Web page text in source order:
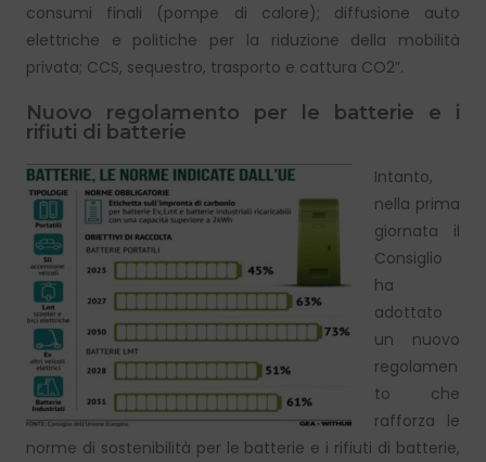
consumi finali (pompe di calore); diffusione auto
elettriche e politiche per la riduzione della mobilità
privata; CCS, sequestro, trasporto e cattura CO2”.
Nuovo regolamento per le batterie e i
rifiuti di batterie
Intanto,
nella prima
giornata il
Consiglio
ha
adottato
un nuovo
regolamen
to che
rafforza le
norme di sostenibilità per le batterie e i rifiuti di batterie,